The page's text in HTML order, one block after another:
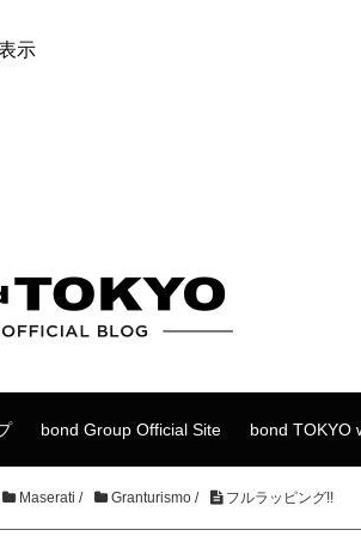
示
bond Group Official Site bond TOKYO
Maserati / Granturismo / フルラッピング!!